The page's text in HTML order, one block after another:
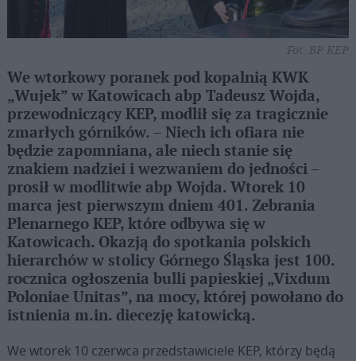
Fot. BP KEP
We wtorkowy poranek pod kopalnią KWK
„Wujek” w Katowicach abp Tadeusz Wojda,
przewodniczący KEP, modlił się za tragicznie
zmarłych górników. – Niech ich ofiara nie
będzie zapomniana, ale niech stanie się
znakiem nadziei i wezwaniem do jedności –
prosił w modlitwie abp Wojda. Wtorek 10
marca jest pierwszym dniem 401. Zebrania
Plenarnego KEP, które odbywa się w
Katowicach. Okazją do spotkania polskich
hierarchów w stolicy Górnego Śląska jest 100.
rocznica ogłoszenia bulli papieskiej „Vixdum
Poloniae Unitas”, na mocy, której powołano do
istnienia m.in. diecezję katowicką.
We wtorek 10 czerwca przedstawiciele KEP, którzy będą